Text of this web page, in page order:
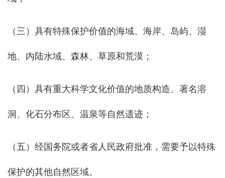
（三）具有特殊保护价值的海域、海岸、岛屿、湿
地、内陆水域、森林、草原和荒漠；
（四）具有重大科学文化价值的地质构造、著名溶
洞、化石分布区、温泉等自然遗迹；
（五）经国务院或者省人民政府批准，需要予以特殊
保护的其他自然区域。